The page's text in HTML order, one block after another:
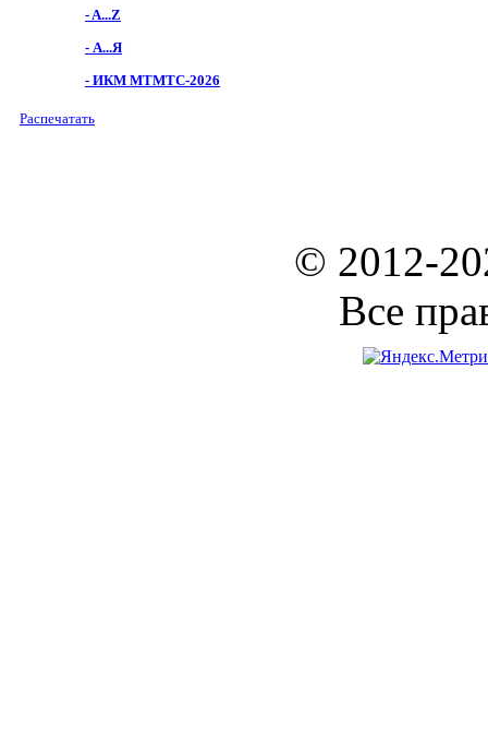
- A...Z
- А...Я
- ИКМ МТМТС-2026
Распечатать
© 2012-
Все